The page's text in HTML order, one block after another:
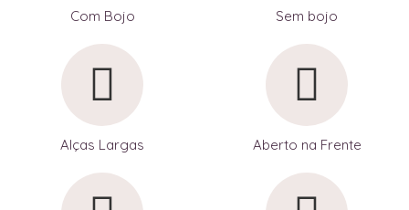
Com Bojo Sem bojo
Alças Largas Aberto na Frente